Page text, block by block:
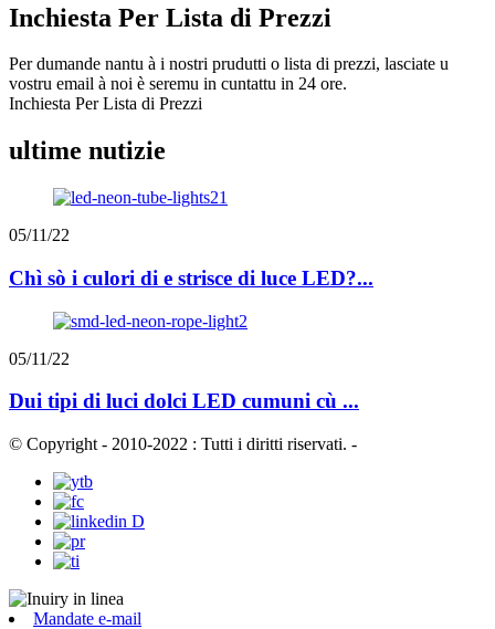
Inchiesta Per Lista di Prezzi
Per dumande nantu à i nostri prudutti o lista di prezzi, lasciate u
vostru email à noi è seremu in cuntattu in 24 ore.
Inchiesta Per Lista di Prezzi
ultime nutizie
05/11/22
Chì sò i culori di e strisce di luce LED?...
05/11/22
Dui tipi di luci dolci LED cumuni cù ...
© Copyright - 2010-2022 : Tutti i diritti riservati. -
Mandate e-mail